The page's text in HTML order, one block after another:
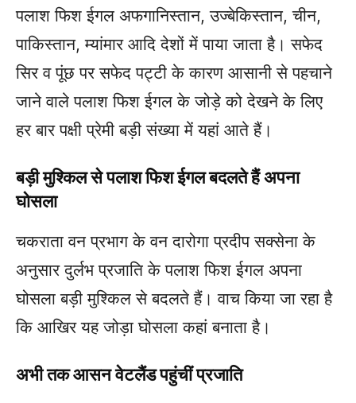
पलाश फिश ईगल अफगानिस्तान, उज्बेकिस्तान, चीन,
पाकिस्तान, म्यांमार आदि देशों में पाया जाता है। सफेद
सिर व पूंछ पर सफेद पट्टी के कारण आसानी से पहचाने
जाने वाले पलाश फिश ईगल के जोड़े को देखने के लिए
हर बार पक्षी प्रेमी बड़ी संख्या में यहां आते हैं।
बड़ी मुश्किल से पलाश फिश ईगल बदलते हैं अपना
घोसला
चकराता वन प्रभाग के वन दारोगा प्रदीप सक्सेना के
अनुसार दुर्लभ प्रजाति के पलाश फिश ईगल अपना
घोसला बड़ी मुश्किल से बदलते हैं। वाच किया जा रहा है
कि आखिर यह जोड़ा घोसला कहां बनाता है।
अभी तक आसन वेटलैंड पहुंचीं प्रजाति